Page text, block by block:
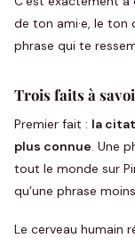
de ton ami·e, le ton
phrase qui te
Trois faits à
Premier fait : la
plus connue. Une
tout le monde sur
qu’une phrase
Le cerveau humain